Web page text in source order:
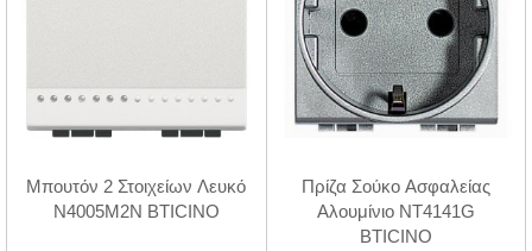
Μπουτόν 2 Στοιχείων Λευκό
N4005M2N BTICINO
Πρίζα Σούκο Ασφαλείας
Αλουμίνιο NT4141G
BTICINO